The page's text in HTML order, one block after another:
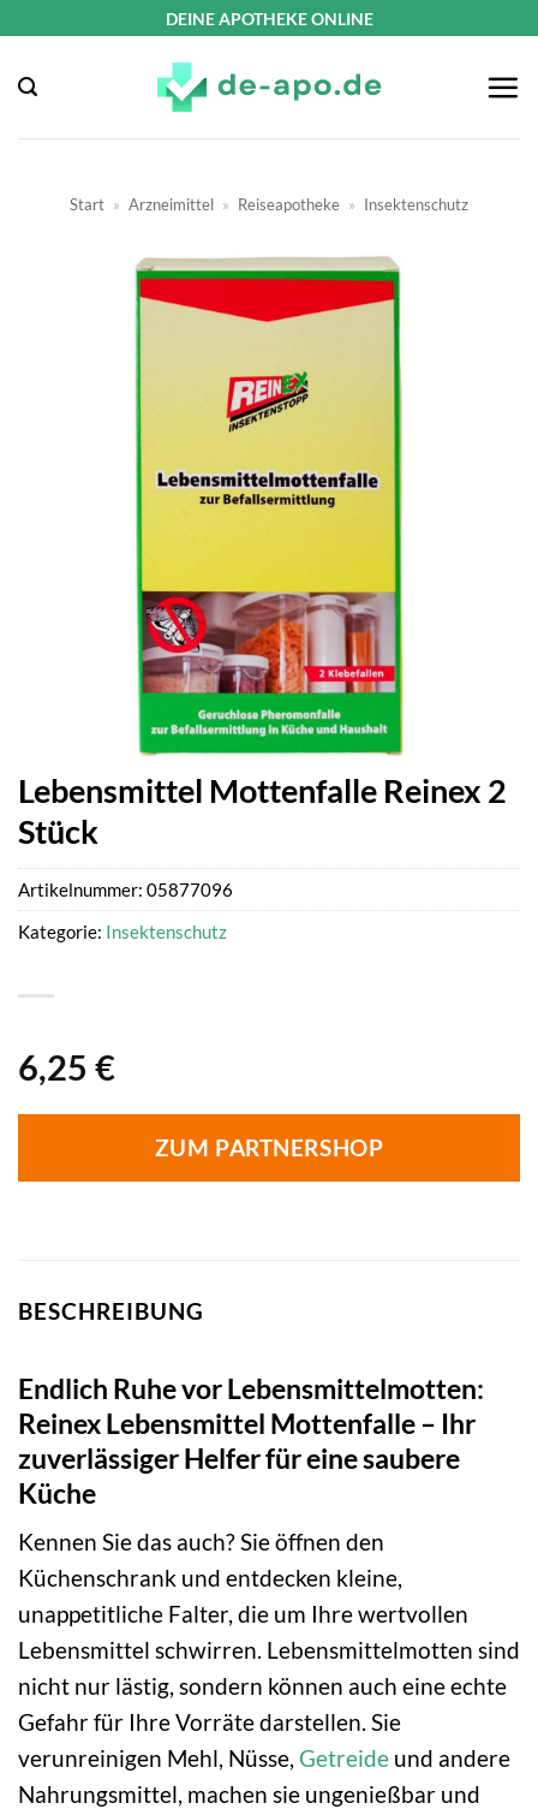
springen
DEINE APOTHEKE ONLINE
Start » Arzneimittel » Reiseapotheke » Insektenschutz
Lebensmittel Mottenfalle Reinex 2
Stück
6,25 €
ZUM PARTNERSHOP
Artikelnummer: 05877096
Kategorie: Insektenschutz
BESCHREIBUNG
Endlich Ruhe vor Lebensmittelmotten:
Reinex Lebensmittel Mottenfalle – Ihr
zuverlässiger Helfer für eine saubere
Küche
Kennen Sie das auch? Sie öffnen den
Küchenschrank und entdecken kleine,
unappetitliche Falter, die um Ihre wertvollen
Lebensmittel schwirren. Lebensmittelmotten sind
nicht nur lästig, sondern können auch eine echte
Gefahr für Ihre Vorräte darstellen. Sie
verunreinigen Mehl, Nüsse, Getreide und andere
Nahrungsmittel, machen sie ungenießbar und